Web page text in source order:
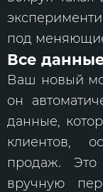
под
Все
Ваш новый
он
данные,
клиентов,
продаж.
вручную